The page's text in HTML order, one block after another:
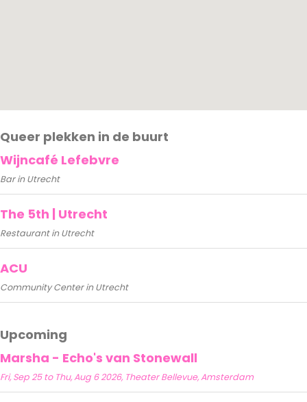
Queer plekken in de buurt
Wijncafé Lefebvre
Bar in Utrecht
The 5th | Utrecht
Restaurant in Utrecht
ACU
Community Center in Utrecht
Upcoming
Marsha - Echo's van Stonewall
Fri, Sep 25 to Thu, Aug 6 2026, Theater Bellevue, Amsterdam